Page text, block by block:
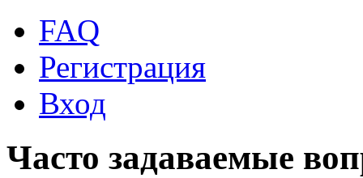
FAQ
Регистрация
Вход
Часто задаваемые